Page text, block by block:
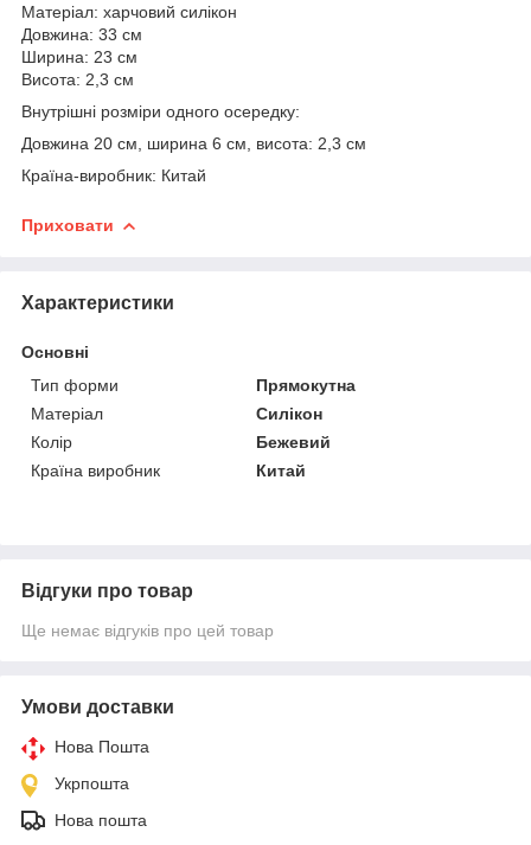
Матеріал: харчовий силікон
Довжина: 33 см
Ширина: 23 см
Висота: 2,3 см
Внутрішні розміри одного осередку:
Довжина 20 см, ширина 6 см, висота: 2,3 см
Країна-виробник: Китай
Приховати
Характеристики
Основні
Тип форми
Прямокутна
Матеріал
Силікон
Колір
Бежевий
Країна виробник
Китай
Відгуки про товар
Ще немає відгуків про цей товар
Умови доставки
Нова Пошта
Укрпошта
Нова пошта